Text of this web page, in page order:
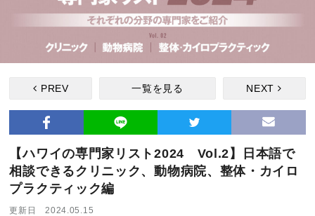
PREV 一覧を見る NEXT
【ハワイの専門家リスト2024 Vol.2】日本語で
相談できるクリニック、動物病院、整体・カイロ
プラクティック編
更新日 2024.05.15